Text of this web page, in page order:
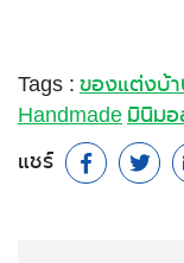
Tags : ของแต่งบ้
Handmade มินิมอ
แชร์